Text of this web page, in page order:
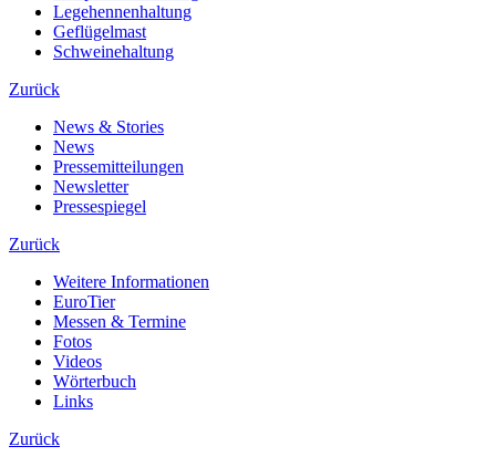
Legehennenhaltung
Geflügelmast
Schweinehaltung
Zurück
News & Stories
News
Pressemitteilungen
Newsletter
Pressespiegel
Zurück
Weitere Informationen
EuroTier
Messen & Termine
Fotos
Videos
Wörterbuch
Links
Zurück